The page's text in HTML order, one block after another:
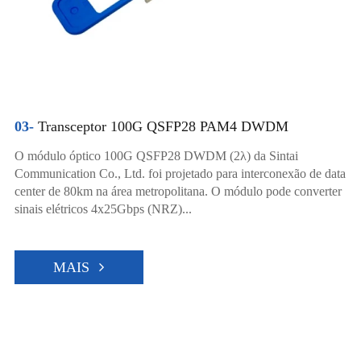
03-Transceptor 100G QSFP28 PAM4 DWDM
O módulo óptico 100G QSFP28 DWDM (2λ) da Sintai
Communication Co., Ltd. foi projetado para interconexão de data
center de 80km na área metropolitana. O módulo pode converter
sinais elétricos 4x25Gbps (NRZ)...
MAIS